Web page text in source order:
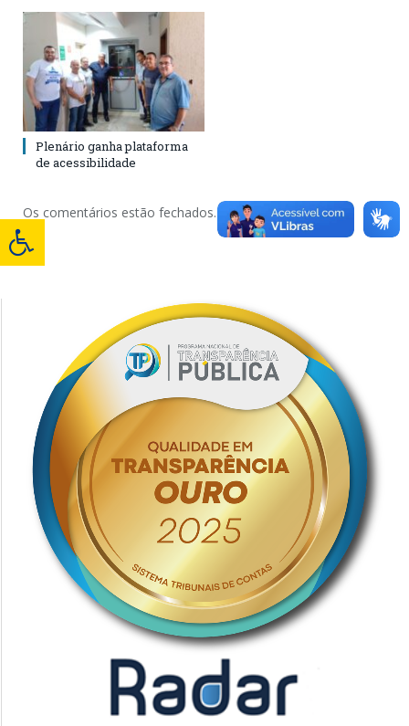
Plenário ganha plataforma
de acessibilidade
Os comentários estão fechados.